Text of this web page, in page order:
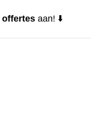
offertes aan! ⬇️